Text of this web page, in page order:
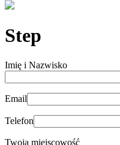
Step
Imię i Nazwisko
Email
Telefon
Twoja miejscowość